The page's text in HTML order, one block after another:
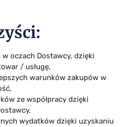
w oczach Dostawcy, dzięki
/ usługę,
warunków zakupów w
ze współpracy dzięki
wydatków dzięki uzyskaniu